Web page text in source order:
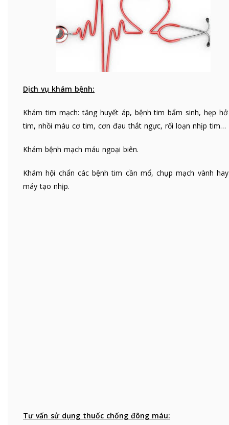
Dịch vụ khám bệnh:
Khám tim mạch: tăng huyết áp, bệnh tim bẩm sinh, hẹp
tim, nhồi máu cơ tim, cơn đau thắt ngực, rối loạn nhịp tim…
Khám bệnh mạch máu ngoại biên.
Khám hội chẩn các bệnh tim cần mổ, chụp mạch vành
máy tạo nhịp.
Tư vấn sử dụng thuốc chống đông máu: